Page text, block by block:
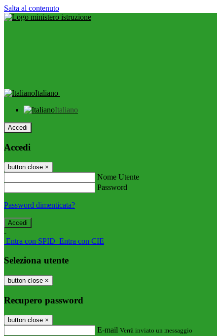
Salta al contenuto
Italiano
Italiano
Accedi
Accedi
button close ×
Nome Utente
Password
Password dimenticata?
-
Entra con SPID Entra con CIE
Seleziona utente
button close ×
Recupero password
button close ×
E-mail Verrà inviato un messaggio